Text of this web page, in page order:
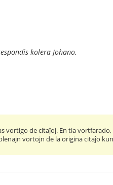
kolera Johano.
vortigo de citaĵoj. En tia
vortojn de la origina citaĵo